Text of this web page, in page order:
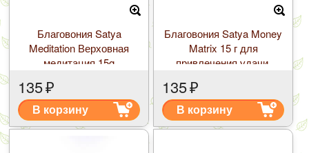
Благовония Satya
Meditation Верховная
медитация 15g
135₽
В корзину
Благовония Satya Money
Matrix 15 г для
привлечения удачи,
135₽
В корзину